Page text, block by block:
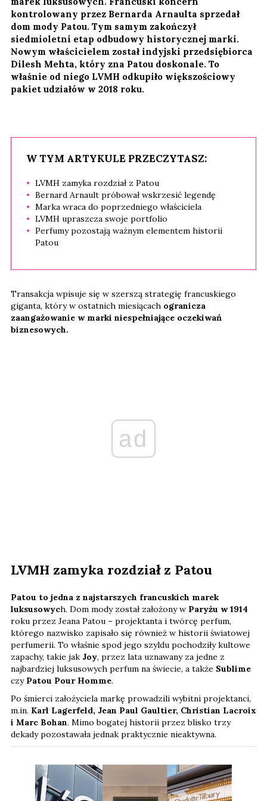
kontrolowany przez Bernarda Arnaulta sprzedał
dom mody Patou. Tym samym zakończył
siedmioletni etap odbudowy historycznej marki.
Nowym właścicielem został indyjski przedsiębiorca
Dilesh Mehta, który zna Patou doskonale. To
właśnie od niego LVMH odkupiło większościowy
pakiet udziałów w 2018 roku.
W TYM ARTYKULE PRZECZYTASZ:
LVMH zamyka rozdział z Patou
Bernard Arnault próbował wskrzesić legendę
Marka wraca do poprzedniego właściciela
LVMH upraszcza swoje portfolio
Perfumy pozostają ważnym elementem historii
Patou
Transakcja wpisuje się w szerszą strategię francuskiego
giganta, który w ostatnich miesiącach ogranicza
zaangażowanie w marki niespełniające oczekiwań
biznesowych.
ad
LVMH zamyka rozdział z Patou
Patou to jedna z najstarszych francuskich marek
luksusowych. Dom mody został założony w Paryżu w 1914
roku przez Jeana Patou – projektanta i twórcę perfum,
którego nazwisko zapisało się również w historii światowej
perfumerii. To właśnie spod jego szyldu pochodziły kultowe
zapachy, takie jak Joy, przez lata uznawany za jedne z
najbardziej luksusowych perfum na świecie, a także Sublime
czy Patou Pour Homme.
Po śmierci założyciela markę prowadzili wybitni projektanci,
m.in. Karl Lagerfeld, Jean Paul Gaultier, Christian Lacroix
i Marc Bohan. Mimo bogatej historii przez blisko trzy
dekady pozostawała jednak praktycznie nieaktywna.